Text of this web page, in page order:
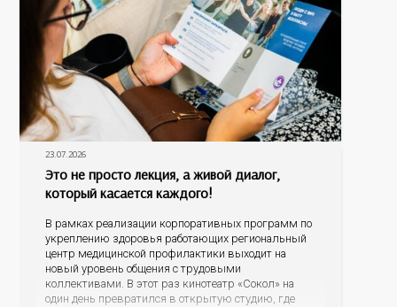
23.07.2026
Это не просто лекция, а живой диалог,
который касается каждого!
В рамках реализации корпоративных программ по
укреплению здоровья работающих региональный
центр медицинской профилактики выходит на
новый уровень общения с трудовыми
коллективами. В этот раз кинотеатр «Сокол» на
один день превратился в открытую студию, где